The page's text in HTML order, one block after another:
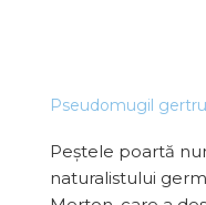
Pseudomugil
Peștele poartă
naturalistului